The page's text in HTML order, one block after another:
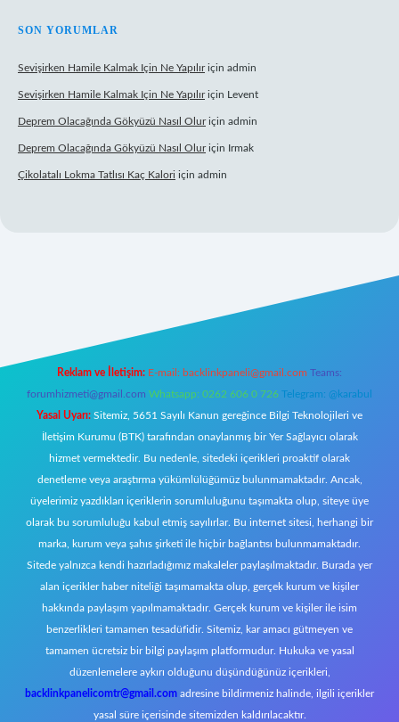
SON YORUMLAR
Sevişirken Hamile Kalmak Için Ne Yapılıriçin admin
Sevişirken Hamile Kalmak Için Ne Yapılıriçin Levent
Deprem Olacağında Gökyüzü Nasıl Oluriçin admin
Deprem Olacağında Gökyüzü Nasıl Oluriçin Irmak
Çikolatalı Lokma Tatlısı Kaç Kalori için admin
Reklam ve İletişim: E-mail: backlinkpaneli@gmail.com Teams:
forumhizmeti@gmail.com Whatsapp: 0262 606 0 726 Telegram: @karabul
Yasal Uyarı: Sitemiz, 5651 Sayılı Kanun gereğince Bilgi Teknolojileri ve
İletişim Kurumu (BTK) tarafından onaylanmış bir Yer Sağlayıcı olarak
hizmet vermektedir. Bu nedenle, sitedeki içerikleri proaktif olarak
denetleme veya araştırma yükümlülüğümüz bulunmamaktadır. Ancak,
üyelerimiz yazdıkları içeriklerin sorumluluğunu taşımakta olup, siteye üye
olarak bu sorumluluğu kabul etmiş sayılırlar. Bu internet sitesi, herhangi bir
marka, kurum veya şahıs şirketi ile hiçbir bağlantısı bulunmamaktadır.
Sitede yalnızca kendi hazırladığımız makaleler paylaşılmaktadır. Burada yer
alan içerikler haber niteliği taşımamakta olup, gerçek kurum ve kişiler
hakkında paylaşım yapılmamaktadır. Gerçek kurum ve kişiler ile isim
benzerlikleri tamamen tesadüfidir. Sitemiz, kar amacı gütmeyen ve
tamamen ücretsiz bir bilgi paylaşım platformudur. Hukuka ve yasal
düzenlemelere aykırı olduğunu düşündüğünüz içerikleri,
backlinkpanelicomtr@gmail.com adresine bildirmeniz halinde, ilgili içerikler
yasal süre içerisinde sitemizden kaldırılacaktır.